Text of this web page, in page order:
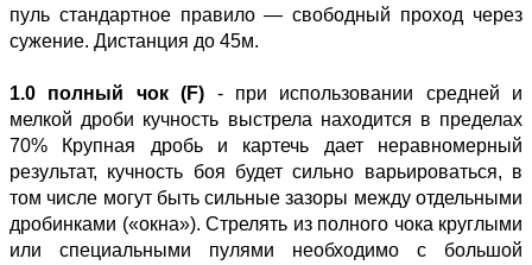
пуль стандартное правило — свободный проход через
сужение. Дистанция до 45м.
1.0 полный чок (F) - при использовании средней и
мелкой дроби кучность выстрела находится в пределах
70% Крупная дробь и картечь дает неравномерный
результат, кучность боя будет сильно варьироваться, в
том числе могут быть сильные зазоры между отдельными
дробинками («окна»). Стрелять из полного чока круглыми
или специальными пулями необходимо с большой